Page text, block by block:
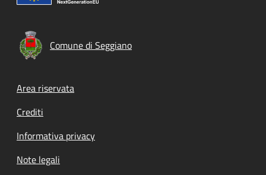
Comune di Seggiano
Footer menu
Area riservata
Crediti
Informativa privacy
Note legali